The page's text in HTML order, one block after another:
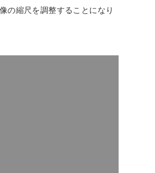
の縮尺を調整することになり